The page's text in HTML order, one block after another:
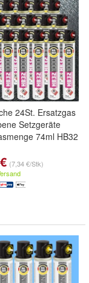
24St. Ersatzgas
Setzgeräte
74ml HB32
(7,34 €/Stk)